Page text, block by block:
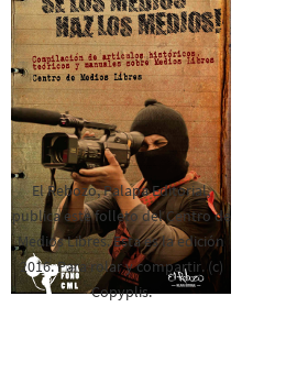
El Rebozo, Palapa Editorial,
publica este folleto del Centro de
Medios Libres. Esta es la edición
2016. Para rolar y compartir. (c)
Copyplis.